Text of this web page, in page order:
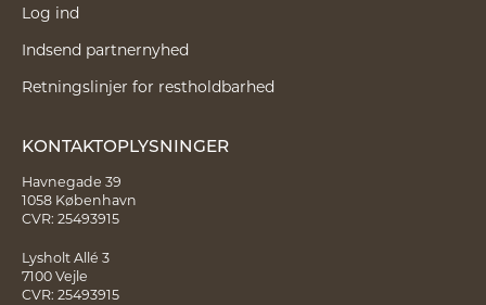
Log ind
Indsend partnernyhed
Retningslinjer for restholdbarhed
KONTAKTOPLYSNINGER
Havnegade 39
1058 København
CVR: 25493915
Lysholt Allé 3
7100 Vejle
CVR: 25493915